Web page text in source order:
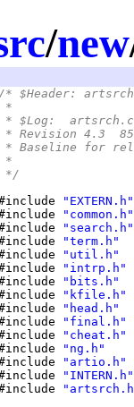
/new
/* $Header:
*
* $Log:
* Revision 4.3
* Baseline for
*
*/
"EXTERN.h"
"common.h"
"search.h"
"term.h"
"util.h"
"intrp.h"
"bits.h"
"kfile.h"
"head.h"
"final.h"
"cheat.h"
"ng.h"
"artio.h"
"INTERN.h"